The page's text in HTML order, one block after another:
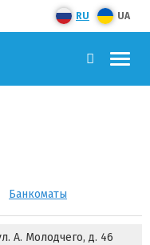
RU UA
Банкоматы
А. Молодчего, д. 46